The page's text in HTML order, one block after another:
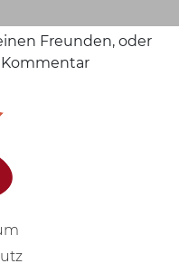
Freunden, oder